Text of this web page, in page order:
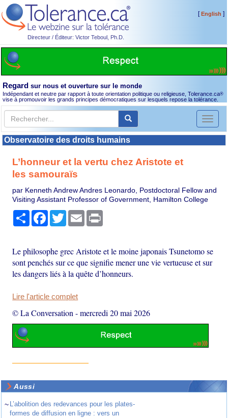
Directeur / Éditeur: Victor Teboul, Ph.D.
[English ]
Regard sur nous et ouverture sur le monde
Indépendant et neutre par rapport à toute orientation politique ou religieuse, Tolerance.ca®
vise à promouvoir les grands principes démocratiques sur lesquels repose la tolérance.
Toggle
Observatoire des droits humains
L’honneur et la vertu chez Aristote et
les samouraïs
par Kenneth Andrew Andres Leonardo, Postdoctoral Fellow and
Visiting Assistant Professor of Government, Hamilton College
PartagerFacebook
TwitterEmail
Le philosophe grec Aristote et le moine japonais Tsunetomo se
sont penchés sur ce que signifie mener une vie vertueuse et sur
les dangers liés à la quête d’honneurs.
Lire l'article complet
© La Conversation -mercredi 20 mai 2026
Aussi
~ L’abolition des redevances pour les plates-
formes de diffusion en ligne : vers un